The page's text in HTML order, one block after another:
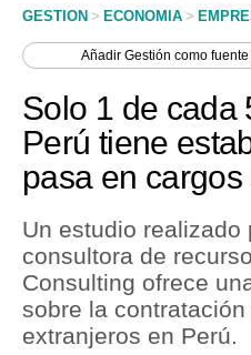
Perú
Política
Finanzas Personales
Inmobiliarias
Plus G
GESTION > ECONOMIA >
AñadirGestión como
Solo 1 de cada
Perú tiene
pasa en
Un estudio realizado
consultora de
Consulting ofrece
sobre la
extranjeros en Perú.